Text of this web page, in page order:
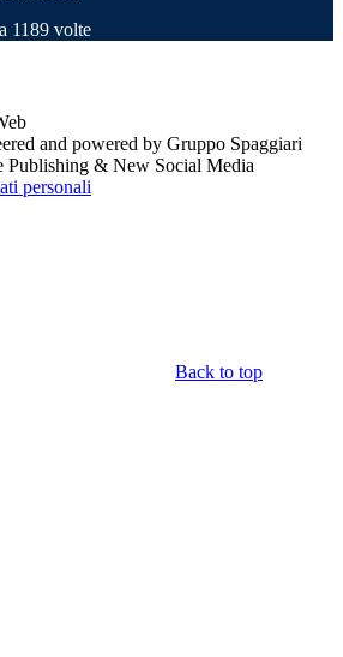
1189 volte
and powered by Gruppo Spaggiari
Publishing & New Social Media
personali
Back to top